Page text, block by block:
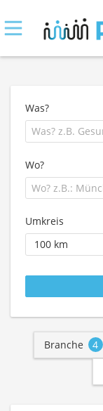
Was?
Wo?
Umkreis
Branche 4